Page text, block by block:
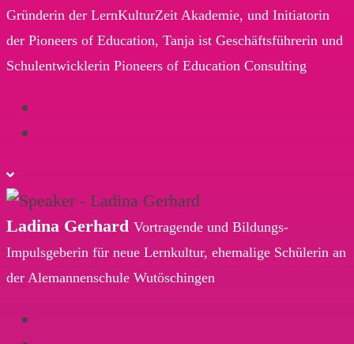
Gründerin der LernKulturZeit Akademie, und Initiatorin
der Pioneers of Education, Tanja ist Geschäftsführerin und
Schulentwicklerin Pioneers of Education Consulting
Ladina Gerhard Vortragende und Bildungs-
Impulsgeberin für neue Lernkultur, ehemalige Schülerin an
der Alemannenschule Wutöschingen